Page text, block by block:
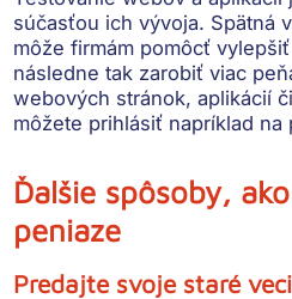
súčasťou ich vývoja. Spätná
môže firmám pomôcť
následne tak zarobiť viac
webových stránok, aplikácií
môžete prihlásiť napríklad na
Ďalšie spôsoby,
peniaze
Predajte svoje staré veci